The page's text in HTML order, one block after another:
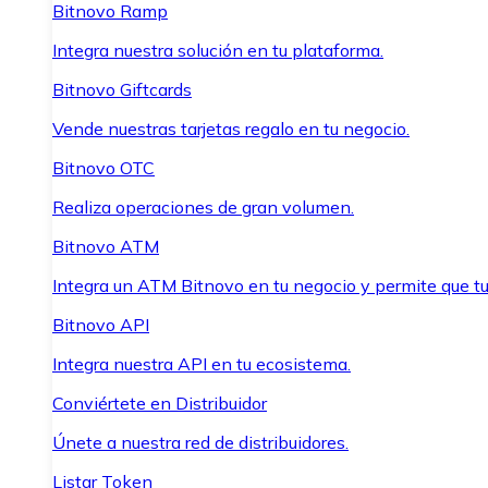
Bitnovo Ramp
Integra nuestra solución en tu plataforma.
Bitnovo Giftcards
Vende nuestras tarjetas regalo en tu negocio.
Bitnovo OTC
Realiza operaciones de gran volumen.
Bitnovo ATM
Integra un ATM Bitnovo en tu negocio y permite que
Bitnovo API
Integra nuestra API en tu ecosistema.
Conviértete en Distribuidor
Únete a nuestra red de distribuidores.
Listar Token